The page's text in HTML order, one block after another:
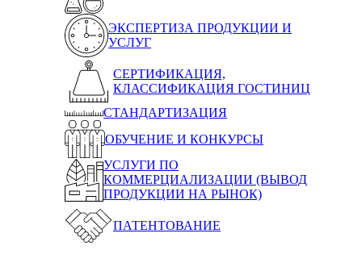
ЭКСПЕРТИЗА ПРОДУКЦИИ И
УСЛУГ
СЕРТИФИКАЦИЯ,
КЛАССИФИКАЦИЯ ГОСТИНИЦ
СТАНДАРТИЗАЦИЯ
ОБУЧЕНИЕ И КОНКУРСЫ
УСЛУГИ ПО
КОММЕРЦИАЛИЗАЦИИ (ВЫВОД
ПРОДУКЦИИ НА РЫНОК)
ПАТЕНТОВАНИЕ